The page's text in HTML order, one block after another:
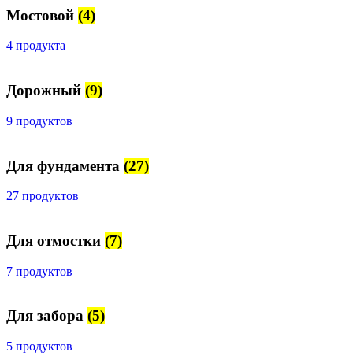
Мостовой (4)
4 продукта
Дорожный (9)
9 продуктов
Для фундамента (27)
27 продуктов
Для отмостки (7)
7 продуктов
Для забора (5)
5 продуктов